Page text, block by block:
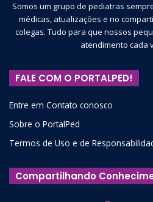
Somos um grupo de pediatras
médicas, atualizações e no
colegas. Tudo para que nossos
atendimento cada
FALE COM O PORTALPED!
Entre em Contato conosco
Sobre o PortalPed
Termos de Uso e de
Compartilhando